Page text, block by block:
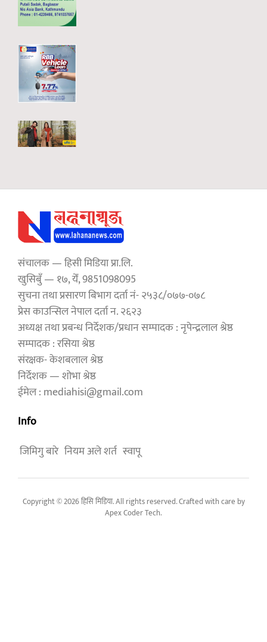
संचालक — हिसी मिडिया प्रा.लि.
खुसिबुँ — १७, येँ, 9851098095
सुचना तथा प्रसारण बिभाग दर्ता नं- २५३८/०७७-०७८
प्रेस काउन्सिल नेपाल दर्ता न. २६२३
अध्यक्ष तथा प्रबन्ध निर्देशक/प्रधान सम्पादक : नृपेन्द्रलाल श्रेष्ठ
सम्पादक : रसिया श्रेष्ठ
संरक्षक- केशबलाल श्रेष्ठ
निर्देशक — शोभा श्रेष्ठ
ईमेल : mediahisi@gmail.com
Info
जिमिगु बारे नियम अले शर्त स्वापू
Copyright © 2026 हिसि मिडिया. All rights reserved. Crafted with care by
Apex Coder Tech.